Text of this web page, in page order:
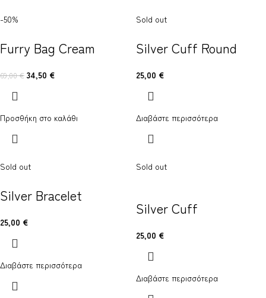
-50%
Furry Bag Cream
69,00€ 34,50 €
Προσθήκη στο καλάθι
Sold out
Silver Cuff Round
25,00 €
Διαβάστε περισσότερα
Sold out
Silver Bracelet
25,00 €
Διαβάστε περισσότερα
Sold out
Silver Cuff
25,00 €
Διαβάστε περισσότερα